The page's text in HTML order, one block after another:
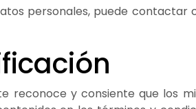
personales, puede contactar
reconoce y consiente que los